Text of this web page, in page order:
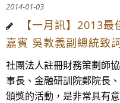
2014-01-03
【一月訊】2013
嘉賓 吳敦義副總統致
社團法人註冊財務策劃師
事長、金融研訓院鄭院長
頒獎的活動，是非常具有